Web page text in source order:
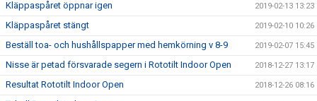
Kläppaspåret öppnar igen 2019-02-13 13:23
Kläppaspåret stängt 2019-02-10 10:26
Beställ toa- och hushållspapper med hemkörning v 8-9 2019-02-07 15:45
Nisse är petad försvarade segern i Rototilt Indoor Open 2018-12-27 13:17
Resultat Rototilt Indoor Open 2018-12-26 08:16